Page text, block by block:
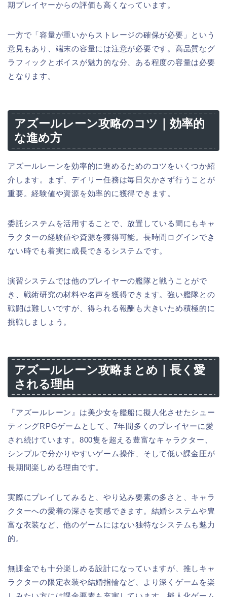
期プレイヤーからの評価も高くなっています。
一方で「容量が重いからストレージの確保が必要」という
意見もあり、端末の容量には注意が必要です。高品質なグ
ラフィックとボイスが魅力的な分、ある程度の容量は必要
となります。
アズールレーン攻略のコツ｜効率的
な進め方
アズールレーンを効率的に進めるためのコツをいくつか紹
介します。まず、デイリー任務は毎日欠かさず行うことが
重要。経験値や資源を効率的に獲得できます。
委託システムを活用することで、放置している間にもキャ
ラクターの経験値や資源を獲得可能。長時間ログインでき
ない時でも着実に成長できるシステムです。
演習システムでは他のプレイヤーの艦隊と戦うことがで
き、戦術研究の材料や名声を獲得できます。強い艦隊との
戦闘は難しいですが、得られる報酬も大きいため積極的に
挑戦しましょう。
アズールレーン攻略まとめ｜長く愛
される理由
『アズールレーン』は美少女を艦船に擬人化させたシュー
ティングRPGゲームとして、7年間多くのプレイヤーに愛
され続けています。800隻を超える豊富なキャラクター、
シンプルで分かりやすいゲーム操作、そして低い課金圧が
長期間楽しめる理由です。
実際にプレイしてみると、やり込み要素の多さと、キャラ
クターへの愛着の深さを実感できます。結婚システムや豊
富な衣装など、他のゲームにはない独特なシステムも魅力
的。
無課金でも十分楽しめる設計になっていますが、推しキャ
ラクターの限定衣装や結婚指輪など、より深くゲームを楽